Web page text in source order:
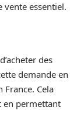
essentiel.
des
demande en
Cela
en permettant